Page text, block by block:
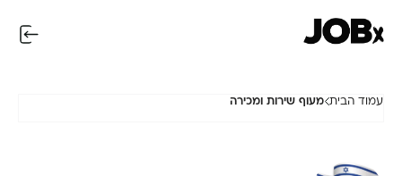
עמוד הבית מעוף שירות ומכירה